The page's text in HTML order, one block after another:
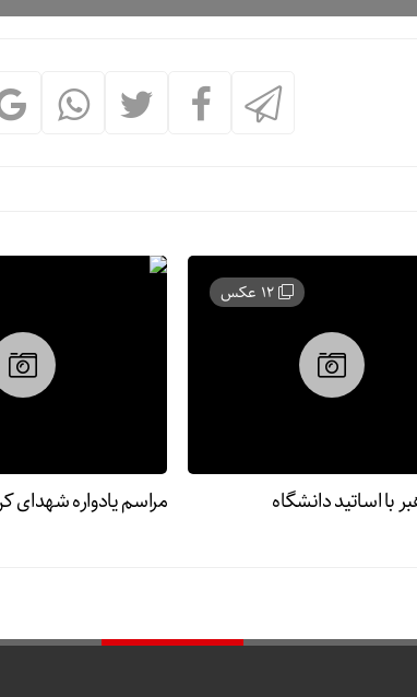
12 عکس
با اساتید دانشگاه مراسم یادواره شهدای